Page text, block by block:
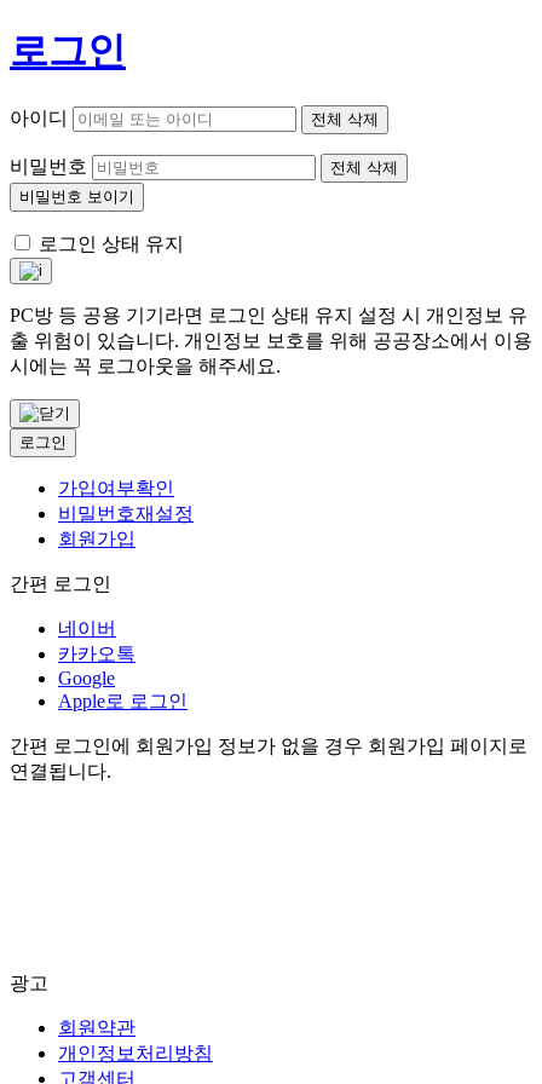
로그인
아이디 전체 삭제
비밀번호
전체 삭제
비밀번호 보이기
로그인 상태 유지
PC방 등 공용 기기라면 로그인 상태 유지 설정 시 개인정보 유
출 위험이 있습니다. 개인정보 보호를 위해 공공장소에서 이용
시에는 꼭 로그아웃을 해주세요.
로그인
가입여부확인
비밀번호재설정
회원가입
간편 로그인
네이버
카카오톡
Google
Apple로 로그인
간편 로그인에 회원가입 정보가 없을 경우 회원가입 페이지로
연결됩니다.
광고
회원약관
개인정보처리방침
고객센터